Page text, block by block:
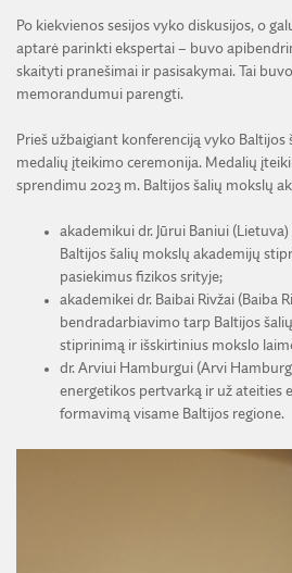
Po kiekvienos sesijos vyko diskusijos, o
aptarė parinkti ekspertai – buvo
skaityti pranešimai ir pasisakymai. Tai
memorandumui parengti.
Prieš užbaigiant konferenciją vyko Baltijos
medalių įteikimo ceremonija. Medalių
sprendimu 2023 m. Baltijos šalių mokslų
akademikui dr. Jūrui Baniui
Baltijos šalių mokslų akademijų
pasiekimus fizikos srityje;
akademikei dr. Baibai Rivžai (Baiba
bendradarbiavimo tarp Baltijos
stiprinimą ir išskirtinius mokslo
dr. Arviui Hamburgui (Arvi
energetikos pertvarką ir už ateities
formavimą visame Baltijos regione.